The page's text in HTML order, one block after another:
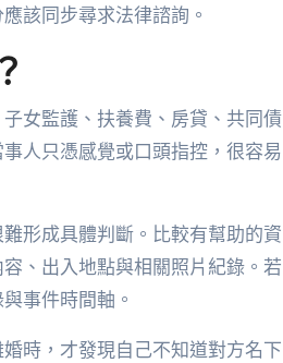
該同步尋求法律諮詢。
女監護、扶養費、房貸、共同債
人只憑感覺或口頭指控，很容易
形成具體判斷。比較有幫助的資
、出入地點與相關照片紀錄。若
事件時間軸。
時，才發現自己不知道對方名下